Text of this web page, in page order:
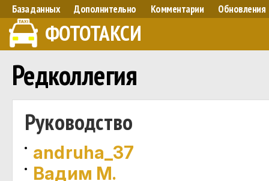
База данных Дополнительно Комментарии Обновления
ФОТОТАКСИ
Редколлегия
Руководство
andruha_37
Вадим М.